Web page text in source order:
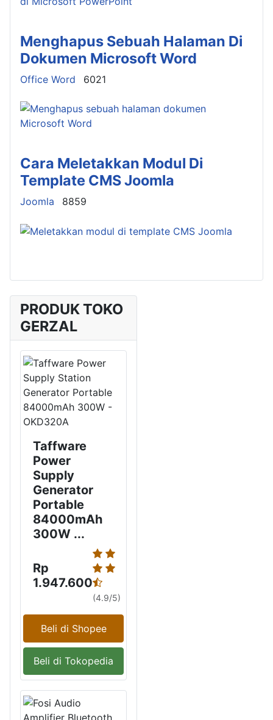
Menghapus Sebuah Halaman Di
Dokumen Microsoft Word
Details
Office Word 6021
Cara Meletakkan Modul Di
Template CMS Joomla
Details
Joomla 8859
PRODUK TOKO
GERZAL
Taffware
Power
Supply
Generator
Portable
84000mAh
300W ...
Rp
1.947.600
(4.9/5)
Beli di Shopee
Beli di Tokopedia